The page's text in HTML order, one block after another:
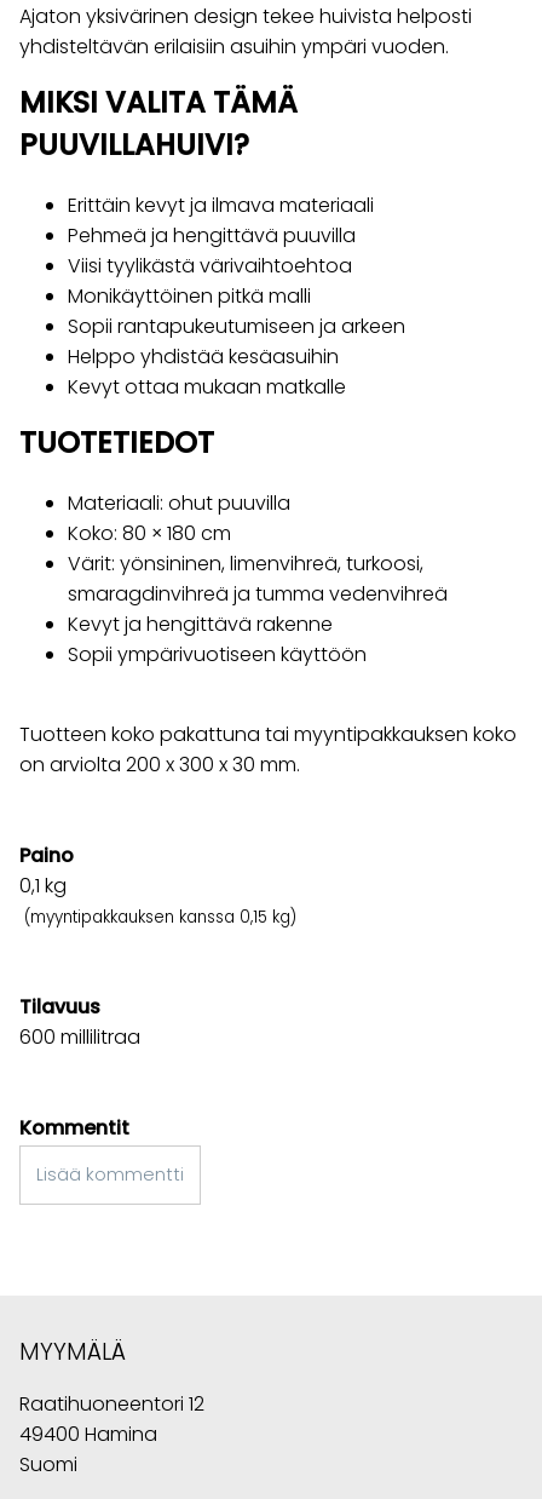
Ajaton yksivärinen design tekee huivista helposti
yhdisteltävän erilaisiin asuihin ympäri vuoden.
MIKSI VALITA TÄMÄ
PUUVILLAHUIVI?
Erittäin kevyt ja ilmava materiaali
Pehmeä ja hengittävä puuvilla
Viisi tyylikästä värivaihtoehtoa
Monikäyttöinen pitkä malli
Sopii rantapukeutumiseen ja arkeen
Helppo yhdistää kesäasuihin
Kevyt ottaa mukaan matkalle
TUOTETIEDOT
Materiaali: ohut puuvilla
Koko: 80 × 180 cm
Värit: yönsininen, limenvihreä, turkoosi,
smaragdinvihreä ja tumma vedenvihreä
Kevyt ja hengittävä rakenne
Sopii ympärivuotiseen käyttöön
Tuotteen koko pakattuna tai myyntipakkauksen koko
on arviolta 200 x 300 x 30 mm.
Paino
0,1 kg
(myyntipakkauksen kanssa 0,15 kg)
Tilavuus
600 millilitraa
Kommentit
Lisää kommentti
MYYMÄLÄ
Raatihuoneentori 12
49400 Hamina
Suomi